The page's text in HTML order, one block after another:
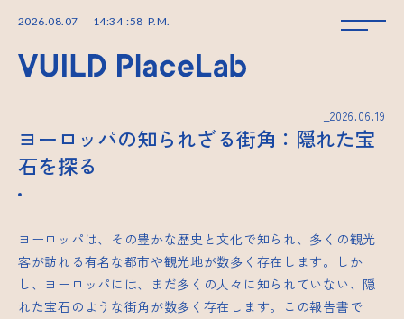
2026.08.07 14:34 :58 P.M.
_2026.06.19
ヨーロッパの知られざる街角：隠れた宝
石を探る
ヨーロッパは、その豊かな歴史と文化で知られ、多くの観光
客が訪れる有名な都市や観光地が数多く存在します。しか
し、ヨーロッパには、まだ多くの人々に知られていない、隠
れた宝石のような街角が数多く存在します。この報告書で